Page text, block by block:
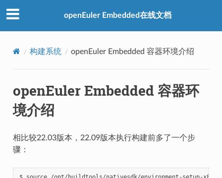
openEuler Embedded在线文档
构建系统 openEuler Embedded 容器环境介绍
openEuler Embedded 容器环
境介绍
相比较22.03版本，22.09版本执行构建前多了一个步
骤：